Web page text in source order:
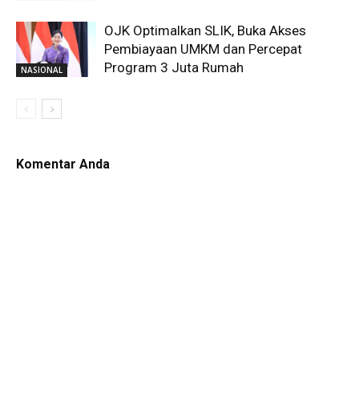
NASIONAL
OJK Optimalkan SLIK, Buka Akses
Pembiayaan UMKM dan Percepat
Program 3 Juta Rumah
Komentar Anda